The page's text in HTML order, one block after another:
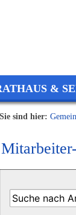
&
Sie sind hier: